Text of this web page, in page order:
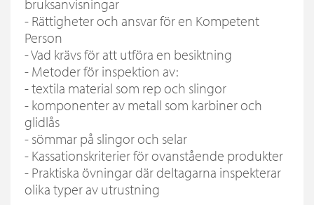
bruksanvisningar
- Rättigheter och ansvar för en Kompetent
Person
- Vad krävs för att utföra en besiktning
- Metoder för inspektion av:
- textila material som rep och slingor
- komponenter av metall som karbiner och
glidlås
- sömmar på slingor och selar
- Kassationskriterier för ovanstående produkter
- Praktiska övningar där deltagarna inspekterar
olika typer av utrustning